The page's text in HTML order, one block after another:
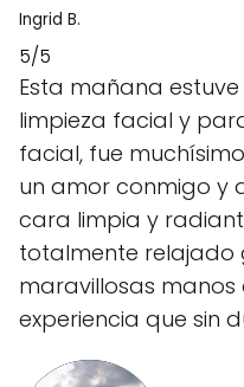
Ingrid B.
5/5
Esta mañana
limpieza facial y
facial, fue
un amor conmigo y
cara limpia y
totalmente relajado
maravillosas manos
experiencia que sin